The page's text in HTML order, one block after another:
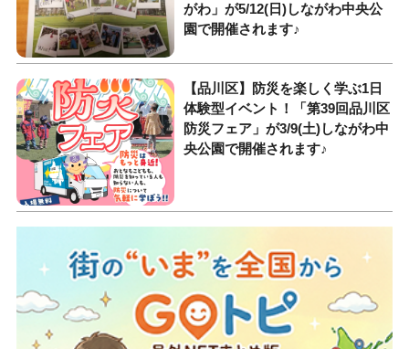
がわ」が5/12(日)しながわ中央公
園で開催されます♪
【品川区】防災を楽しく学ぶ1日
体験型イベント！「第39回品川区
防災フェア」が3/9(土)しながわ中
央公園で開催されます♪